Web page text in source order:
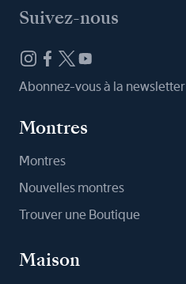
Suivez-nous
Abonnez-vous à la newsletter
Montres
Montres
Nouvelles montres
Trouver une Boutique
Maison